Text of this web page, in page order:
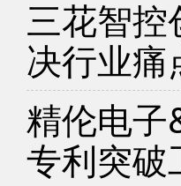
三花智控
决行业痛
精伦电子
专利突破